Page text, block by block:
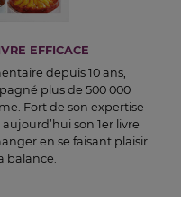
EFFICACE
depuis 10 ans,
plus de 500 000
Fort de son expertise
son 1er livre
en se faisant plaisir
balance.